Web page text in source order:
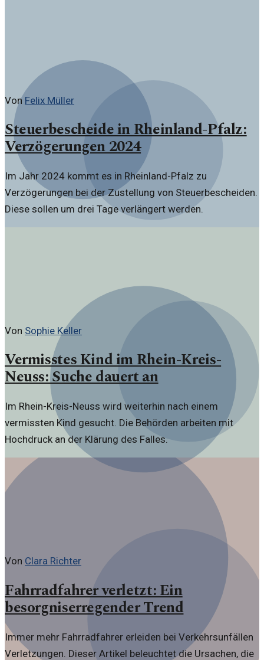
Von Felix Müller
Steuerbescheide in Rheinland-Pfalz:
Verzögerungen 2024
Im Jahr 2024 kommt es in Rheinland-Pfalz zu
Verzögerungen bei der Zustellung von Steuerbescheiden.
Diese sollen um drei Tage verlängert werden.
Von Sophie Keller
Vermisstes Kind im Rhein-Kreis-
Neuss: Suche dauert an
Im Rhein-Kreis-Neuss wird weiterhin nach einem
vermissten Kind gesucht. Die Behörden arbeiten mit
Hochdruck an der Klärung des Falles.
Von Clara Richter
Fahrradfahrer verletzt: Ein
besorgniserregender Trend
Immer mehr Fahrradfahrer erleiden bei Verkehrsunfällen
Verletzungen. Dieser Artikel beleuchtet die Ursachen, die